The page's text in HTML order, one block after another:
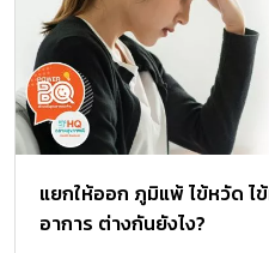
แยกให้ออก ภูมิแพ้ ไข้หวัด ไ
อาการ ต่างกันยังไง?